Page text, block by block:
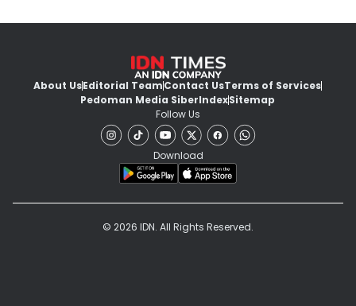
About UsEditorial TeamContact UsTerms of Services
Pedoman Media SiberIndexSitemap
Follow Us
Download
© 2026 IDN. All Rights Reserved.